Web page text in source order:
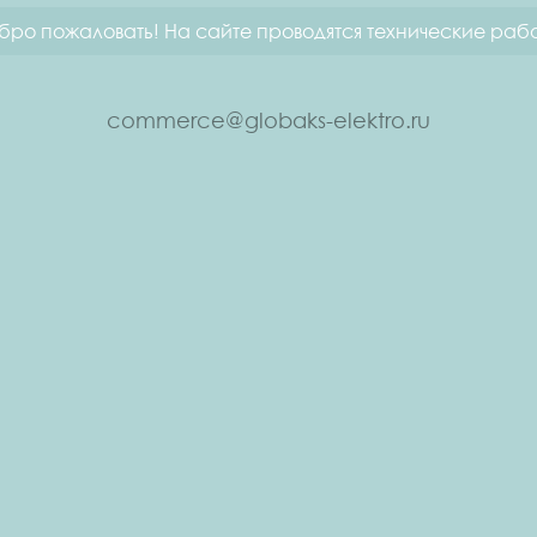
пожаловать! На сайте проводятся технические
commerce@globaks-elektro.ru